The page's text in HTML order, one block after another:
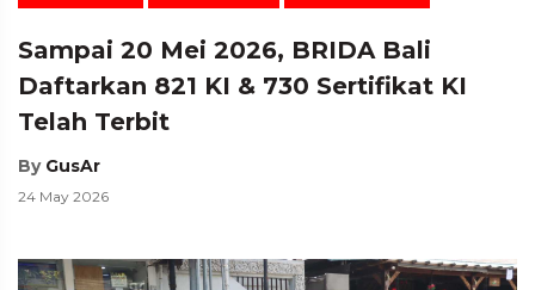
Sampai 20 Mei 2026, BRIDA Bali
Daftarkan 821 KI & 730 Sertifikat KI
Telah Terbit
By GusAr
24 May 2026